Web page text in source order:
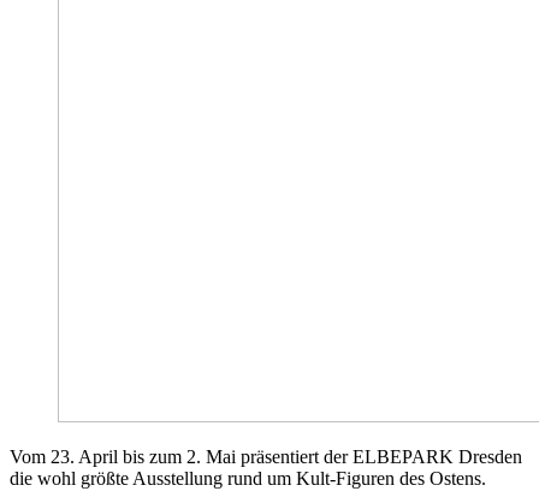
Vom 23. April bis zum 2. Mai präsentiert der ELBEPARK Dresden
die wohl größte Ausstellung rund um Kult-Figuren des Ostens.